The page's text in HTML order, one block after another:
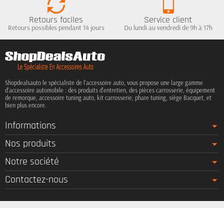
Retours faciles
Retours possibles pendant 14 jours
Service client
Du lundi au vendredi de 9h à 17h
Shopdealsauto le spécialiste de l'accessoire auto, vous propose une large gamme
d'accessoire automobile : des produits d'entretien, des pièces carrosserie, équipement
de remorque, accessoire tuning auto, kit carrosserie, phare tuning, siège Bacquet, et
bien plus encore.
Informations
Nos produits
Notre société
Contactez-nous